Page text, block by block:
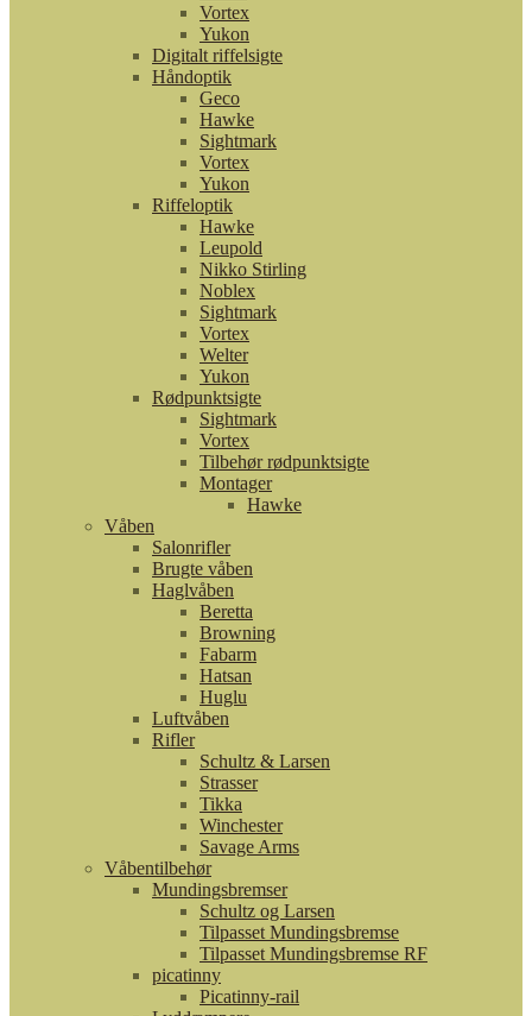
Vortex
Yukon
Digitalt riffelsigte
Håndoptik
Geco
Hawke
Sightmark
Vortex
Yukon
Riffeloptik
Hawke
Leupold
Nikko Stirling
Noblex
Sightmark
Vortex
Welter
Yukon
Rødpunktsigte
Sightmark
Vortex
Tilbehør rødpunktsigte
Montager
Hawke
Våben
Salonrifler
Brugte våben
Haglvåben
Beretta
Browning
Fabarm
Hatsan
Huglu
Luftvåben
Rifler
Schultz & Larsen
Strasser
Tikka
Winchester
Savage Arms
Våbentilbehør
Mundingsbremser
Schultz og Larsen
Tilpasset Mundingsbremse
Tilpasset Mundingsbremse RF
picatinny
Picatinny-rail